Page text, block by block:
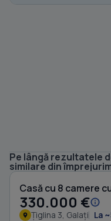
Pe lângă rezultatele
similare din
Casă cu 8 camere
330.000 €
Țiglina 3, Galați La